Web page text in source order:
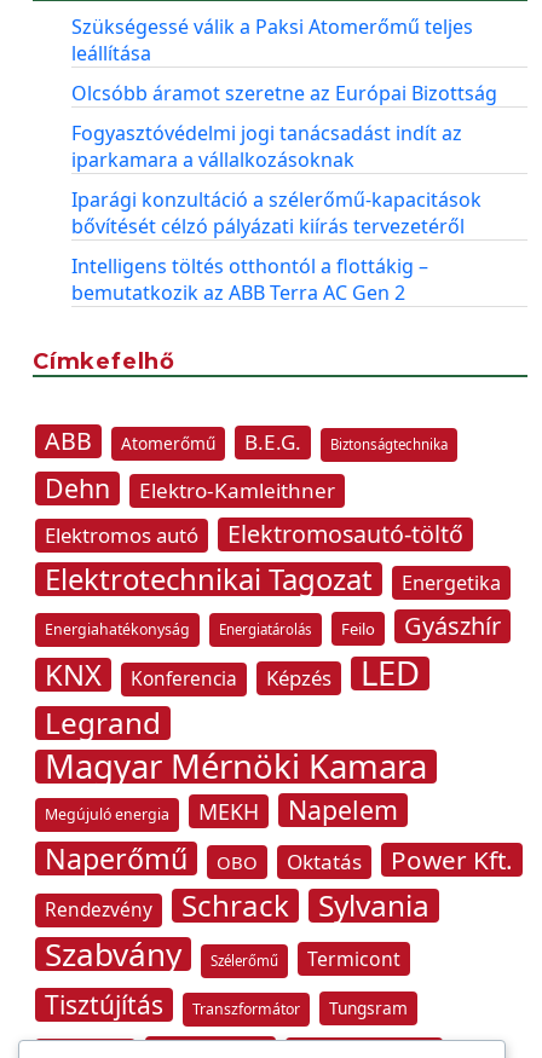
Szükségessé válik a Paksi Atomerőmű teljes
leállítása
Olcsóbb áramot szeretne az Európai Bizottság
Fogyasztóvédelmi jogi tanácsadást indít az
iparkamara a vállalkozásoknak
Iparági konzultáció a szélerőmű-kapacitások
bővítését célzó pályázati kiírás tervezetéről
Intelligens töltés otthontól a flottákig –
bemutatkozik az ABB Terra AC Gen 2
Címkefelhő
ABB Atomerőmű B.E.G. Biztonságtechnika
Dehn
Elektro-Kamleithner
Elektromos autó
Elektromosautó-töltő
Elektrotechnikai Tagozat Energetika
Energiahatékonyság Energiatárolás Feilo Gyászhír
KNX Konferencia Képzés LED
Legrand
Magyar Mérnöki Kamara
Megújuló energia MEKH Napelem
Naperőmű OBO Oktatás Power Kft.
Rendezvény Schrack Sylvania
Szabvány Szélerőmű Termicont
Tisztújítás Transzformátor Tungsram